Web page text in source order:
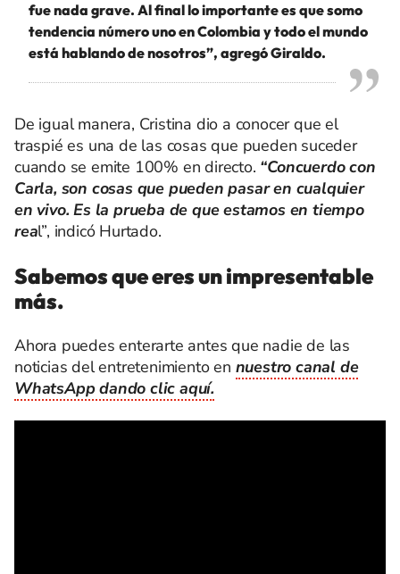
fue nada grave. Al final lo importante es que somo
tendencia número uno en Colombia y todo el mundo
está hablando de nosotros”, agregó Giraldo.
De igual manera, Cristina dio a conocer que el
traspié es una de las cosas que pueden suceder
cuando se emite 100% en directo. “Concuerdo con
Carla, son cosas que pueden pasar en cualquier
en vivo. Es la prueba de que estamos en tiempo
real”, indicó Hurtado.
Sabemos que eres un impresentable
más.
Ahora puedes enterarte antes que nadie de las
noticias del entretenimiento en nuestro canal de
WhatsApp dando clic aquí.